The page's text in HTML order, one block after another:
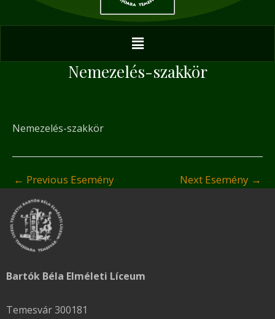
Menu
Nemezelés-szakkör
Nemezelés-szakkör
← Previous Esemény Next Esemény →
Bartók Béla Elméleti Líceum
Temesvár 300181